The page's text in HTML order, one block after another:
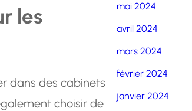
les
dans des cabinets
choisir de
mai 2024
avril 2024
mars 2024
février 2024
janvier 2024